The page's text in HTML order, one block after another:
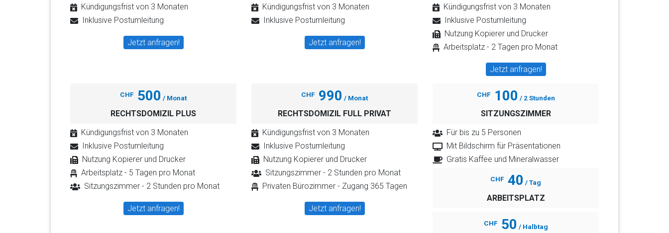
Kündigungsfrist von 3 Monaten
Inklusive Postumleitung
Jetzt anfragen!
Kündigungsfrist von 3 Monaten
Inklusive Postumleitung
Jetzt anfragen!
Kündigungsfrist von 3 Monaten
Inklusive Postumleitung
Nutzung Kopierer und Drucker
Arbeitsplatz - 2 Tagen pro Monat
Jetzt anfragen!
CHF 500 / Monat
RECHTSDOMIZIL PLUS
Kündigungsfrist von 3 Monaten
Inklusive Postumleitung
Nutzung Kopierer und Drucker
Arbeitsplatz - 5 Tagen pro Monat
Sitzungszimmer - 2 Stunden pro Monat
Jetzt anfragen!
CHF 990 / Monat
RECHTSDOMIZIL FULL PRIVAT
Kündigungsfrist von 3 Monaten
Inklusive Postumleitung
Nutzung Kopierer und Drucker
Sitzungszimmer - 2 Stunden pro Monat
Privaten Bürozimmer - Zugang 365 Tagen
Jetzt anfragen!
CHF100 / 2 Stunden
SITZUNGSZIMMER
Für bis zu 5 Personen
Mit Bildschirm für Präsentationen
Gratis Kaffee und Mineralwasser
CHF 40 / Tag
ARBEITSPLATZ
CHF50 / Halbtag